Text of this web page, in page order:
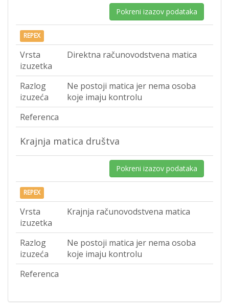
Pokreni izazov podataka
REPEX
Vrsta
izuzetka
Direktna računovodstvena matica
Razlog
izuzeća
Ne postoji matica jer nema osoba
koje imaju kontrolu
Referenca
Krajnja matica društva
Pokreni izazov podataka
REPEX
Vrsta
izuzetka
Krajnja računovodstvena matica
Razlog
izuzeća
Ne postoji matica jer nema osoba
koje imaju kontrolu
Referenca